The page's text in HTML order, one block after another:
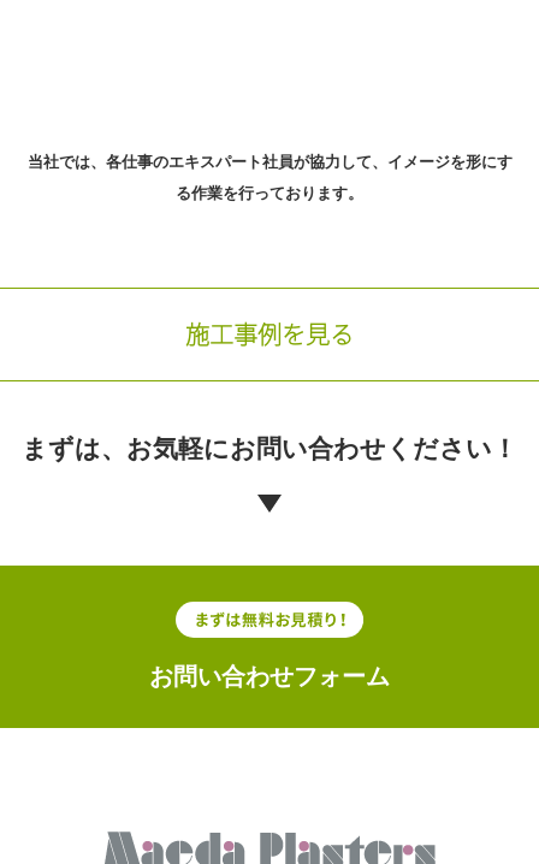
当社では、各仕事のエキスパート社員が協力して、 イメージを形にす
る作業を行っております。
施工事例を見る
まずは、お気軽にお問い合わせください！
お問い合わせフォーム